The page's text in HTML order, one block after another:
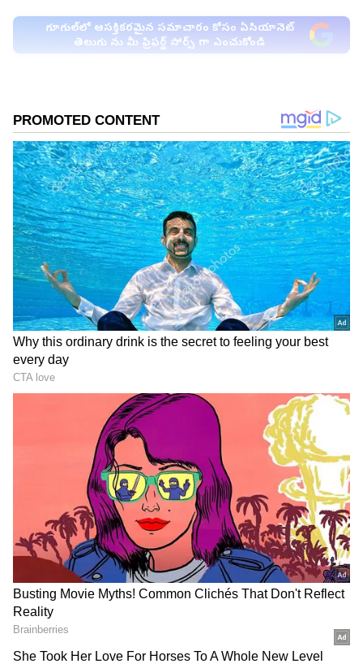
గూగుల్‌లో ఆసక్తికరమైన సమాచారం కోసం ఏసియానెట్
తెలుగు ను మీ ఫ్రిఫర్డ్ సోర్స్ గా ఎంచుకోండి
2
మోస్ట్ అవైటెడ్ ఫిల్మ్ ‘ఓజీ’ (They Call Him Og)లో పవర్
స్టార్ పవన్ కళ్యాణ్ (Pawan Kalyan) సరసన నటిస్తున్న
విషయం తెలిసిందే.